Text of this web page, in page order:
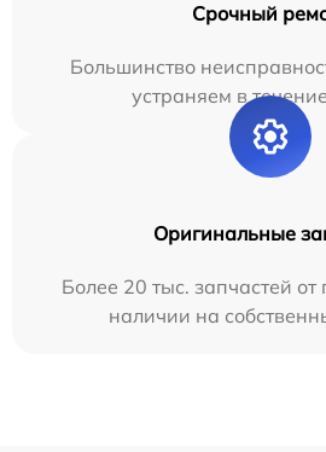
Срочный
Большинство
устраняем в
Оригинальные
Более 20 тыс. запчастей от
наличии на